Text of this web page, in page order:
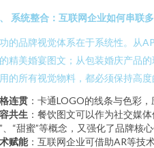
系统整合：互联网企业如何串联
的品牌视觉体系在于系统性。从
精美婚宴图文；从包装婚庆产品
的所有视觉物料，都必须保持高度
连贯 ：卡通LOGO的线条与色彩
共生 ：餐饮图文可以作为社交媒
、“甜蜜”等概念，又强化了品牌核心
赋能：互联网企业可借助AR等技